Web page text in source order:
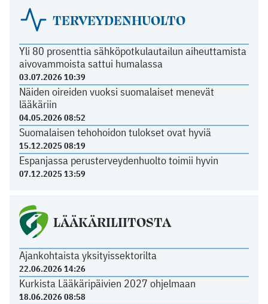
TERVEYDENHUOLTO
Yli 80 prosenttia sähköpotkulautailun aiheuttamista
aivovammoista sattui humalassa
03.07.2026 10:39
Näiden oireiden vuoksi suomalaiset menevät
lääkäriin
04.05.2026 08:52
Suomalaisen tehohoidon tulokset ovat hyviä
15.12.2025 08:19
Espanjassa perusterveydenhuolto toimii hyvin
07.12.2025 13:59
LÄÄKÄRILIITOSTA
Ajankohtaista yksityissektorilta
22.06.2026 14:26
Kurkista Lääkäripäivien 2027 ohjelmaan
18.06.2026 08:58